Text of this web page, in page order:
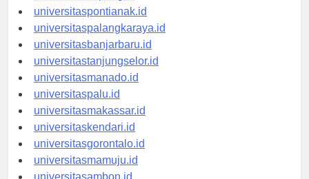
universitaskupang.id
universitaspontianak.id
universitaspalangkaraya.id
universitasbanjarbaru.id
universitastanjungselor.id
universitasmanado.id
universitaspalu.id
universitasmakassar.id
universitaskendari.id
universitasgorontalo.id
universitasmamuju.id